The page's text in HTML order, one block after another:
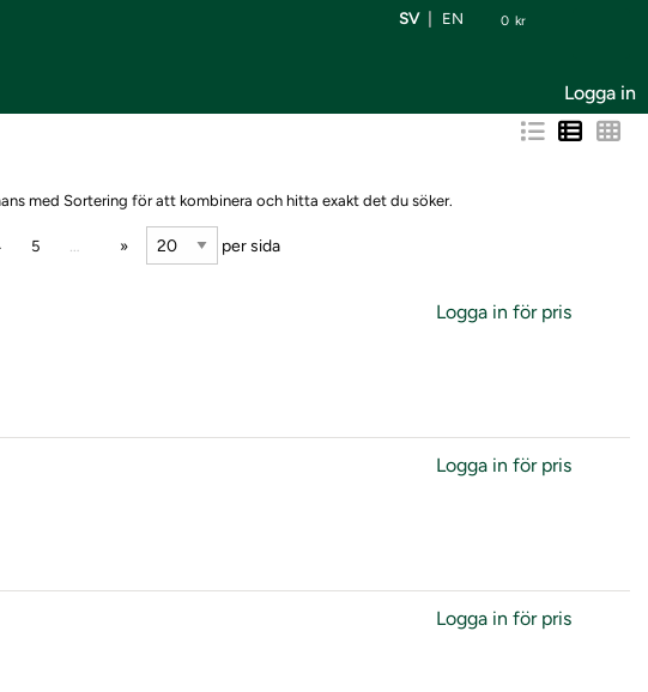
SV EN 0 kr
Logga in
med Sortering för att kombinera och hitta exakt det du söker.
5 … per sida
Logga in för pris
Logga in för pris
Logga in för pris